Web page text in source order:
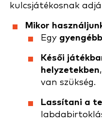
kulcsjátékosnak
Mikor
Egy gyengébb
Késői
helyzetekben
van szükség.
Lassítani a